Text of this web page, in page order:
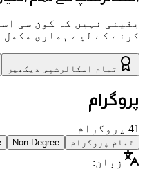
یقینی نہیں کہ کون سی
کرنے کے لیے ہماری مکمل
تمام اسکالرشپس دیکھیں
پروگرام
41 پروگرام
تمام پروگرام Non-Degree
زبان: